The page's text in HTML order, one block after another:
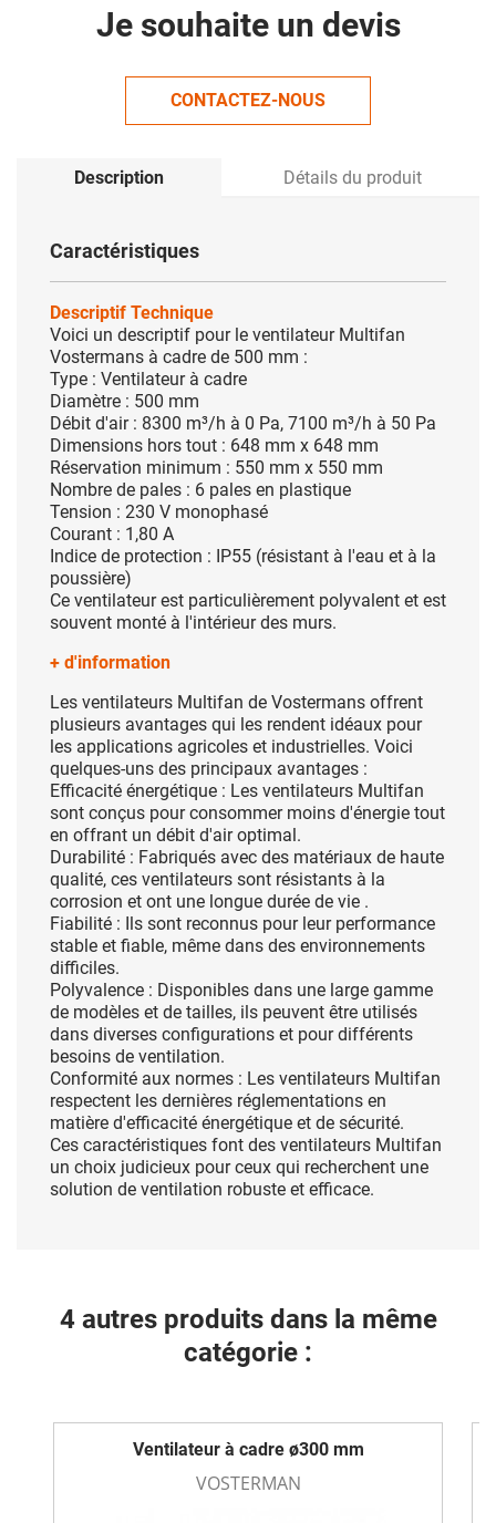
Je souhaite un devis
CONTACTEZ-NOUS
Description Détails du produit
Caractéristiques
Descriptif Technique
Voici un descriptif pour le ventilateur Multifan
Vostermans à cadre de 500 mm :
Type : Ventilateur à cadre
Diamètre : 500 mm
Débit d'air : 8300 m³/h à 0 Pa, 7100 m³/h à 50 Pa
Dimensions hors tout : 648 mm x 648 mm
Réservation minimum : 550 mm x 550 mm
Nombre de pales : 6 pales en plastique
Tension : 230 V monophasé
Courant : 1,80 A
Indice de protection : IP55 (résistant à l'eau et à la
poussière)
Ce ventilateur est particulièrement polyvalent et est
souvent monté à l'intérieur des murs.
+ d'information
Les ventilateurs Multifan de Vostermans offrent
plusieurs avantages qui les rendent idéaux pour
les applications agricoles et industrielles. Voici
quelques-uns des principaux avantages :
Efficacité énergétique : Les ventilateurs Multifan
sont conçus pour consommer moins d'énergie tout
en offrant un débit d'air optimal.
Durabilité : Fabriqués avec des matériaux de haute
qualité, ces ventilateurs sont résistants à la
corrosion et ont une longue durée de vie .
Fiabilité : Ils sont reconnus pour leur performance
stable et fiable, même dans des environnements
difficiles.
Polyvalence : Disponibles dans une large gamme
de modèles et de tailles, ils peuvent être utilisés
dans diverses configurations et pour différents
besoins de ventilation.
Conformité aux normes : Les ventilateurs Multifan
respectent les dernières réglementations en
matière d'efficacité énergétique et de sécurité.
Ces caractéristiques font des ventilateurs Multifan
un choix judicieux pour ceux qui recherchent une
solution de ventilation robuste et efficace.
4 autres produits dans la même
catégorie :
Ventilateur à cadre ø300 mm
VOSTERMAN